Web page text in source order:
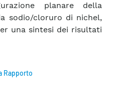
planare della
sodio/cloruro di nichel,
una sintesi dei risultati
Rapporto